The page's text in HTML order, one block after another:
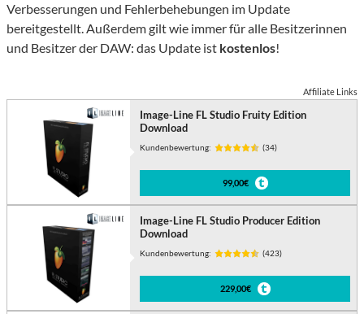
Verbesserungen und Fehlerbehebungen im Update
bereitgestellt. Außerdem gilt wie immer für alle Besitzerinnen
und Besitzer der DAW: das Update ist kostenlos!
Affiliate Links
Image-Line FL Studio Fruity Edition
Download
Kundenbewertung: (34)
99,00€
Image-Line FL Studio Producer Edition
Download
Kundenbewertung: (423)
229,00€